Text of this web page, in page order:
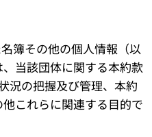
簿その他の個人情報（以
当該団体に関する本約款
況の把握及び管理、本約
これらに関連する目的で